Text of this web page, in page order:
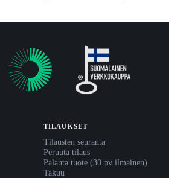
TILAUKSET
Tilausten seuranta
Peruuta tilaus
Palauta tuote (30 pv ilmainen)
Takuu